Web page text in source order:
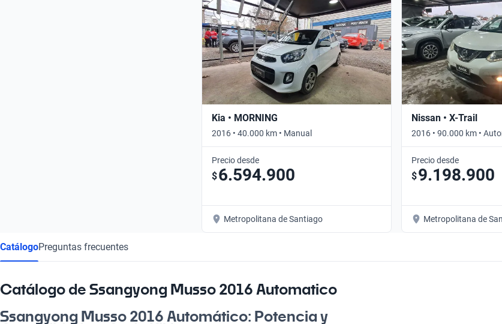
Kia • MORNING
2016 • 40.000 km • Manual
Precio desde
$6.594.900
Metropolitana de Santiago
Nissan • X-Trail
2016 • 90.000 km •
Precio desde
$9.198.900
Metropolitana de
CatálogoPreguntas frecuentes
Catálogo de Ssangyong Musso 2016 Automatico
Ssangyong Musso 2016 Automático: Potencia y